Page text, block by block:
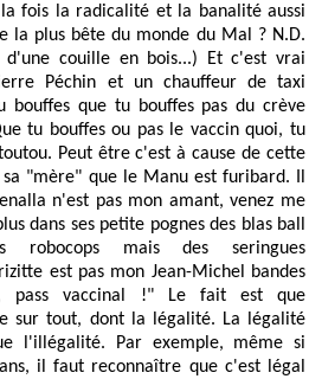
la fois la radicalité et la banalité aussi
la plus bête du monde du Mal ? N.D.
d'une couille en bois...) Et c'est vrai
Péchin et un chauffeur de taxi
bouffes que tu bouffes pas du crève
tu bouffes ou pas le vaccin quoi, tu
Peut être c'est à cause de cette
"mère" que le Manu est furibard. Il
n'est pas mon amant, venez me
dans ses petite pognes des blas ball
robocops mais des seringues
est pas mon Jean-Michel bandes
pass vaccinal !" Le fait est que
sur tout, dont la légalité. La légalité
l'illégalité. Par exemple, même si
il faut reconnaître que c'est légal